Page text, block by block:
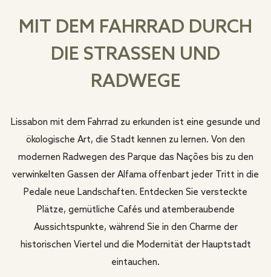
MIT DEM FAHRRAD DURCH
DIE STRASSEN UND R
ADWEGE
Lissabon mit dem Fahrrad zu erkunden ist eine gesunde und
ökologische Art, die Stadt kennen zu lernen. Von den
modernen Radwegen des Parque das Nações bis zu den
verwinkelten Gassen der Alfama offenbart jeder Tritt in die
Pedale neue Landschaften. Entdecken Sie versteckte
Plätze, gemütliche Cafés und atemberaubende
Aussichtspunkte, während Sie in den Charme der
historischen Viertel und die Modernität der Hauptstadt
eintauchen.